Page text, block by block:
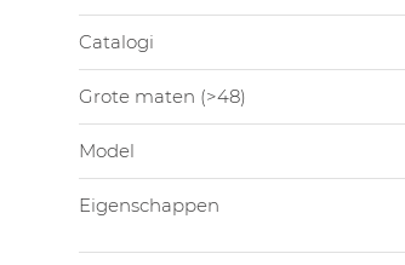
Catalogi
Grote maten (>48)
Model
Eigenschappen